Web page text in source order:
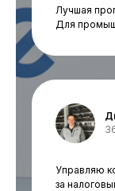
Лучшая
Для
Управляю
за